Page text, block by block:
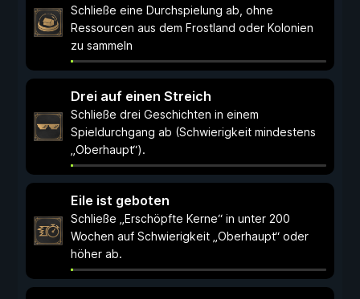
Schließe eine Durchspielung ab, ohne
Ressourcen aus dem Frostland oder Kolonien
zu sammeln
Drei auf einen Streich
Schließe drei Geschichten in einem
Spieldurchgang ab (Schwierigkeit mindestens
„Oberhaupt“).
Eile ist geboten
Schließe „Erschöpfte Kerne“ in unter 200
Wochen auf Schwierigkeit „Oberhaupt“ oder
höher ab.